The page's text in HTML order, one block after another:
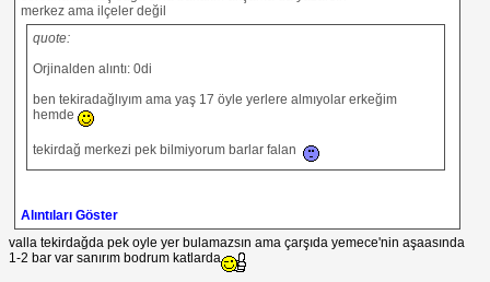
merkez ama ilçeler değil
quote:
Orjinalden alıntı: 0di
ben tekiradağlıyım ama yaş 17 öyle yerlere almıyolar erkeğim
hemde
tekirdağ merkezi pek bilmiyorum barlar falan
Alıntıları Göster
valla tekirdağda pek oyle yer bulamazsın ama çarşıda yemece'nin aşaasında
1-2 bar var sanırım bodrum katlarda